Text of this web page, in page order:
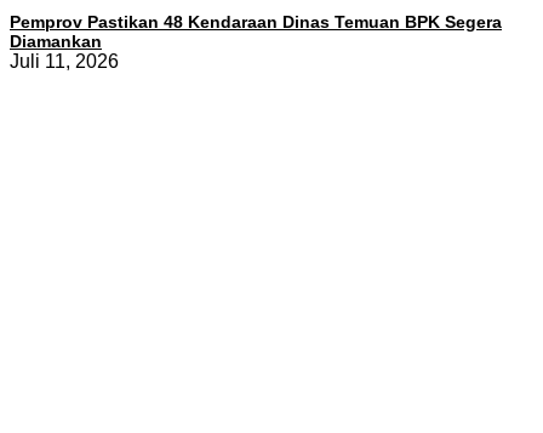
Pemprov Pastikan 48 Kendaraan Dinas Temuan BPK Segera
Diamankan
Juli 11, 2026